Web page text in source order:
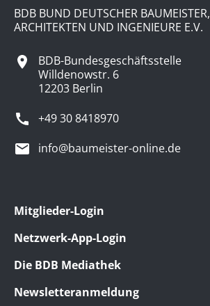
BDB BUND DEUTSCHER BAUMEISTER,
ARCHITEKTEN UND INGENIEURE E.V.
BDB-Bundesgeschäftsstelle
Willdenowstr. 6
12203 Berlin
+49 30 8418970
info@baumeister-online.de
Mitglieder-Login
Netzwerk-App-Login
Die BDB Mediathek
Newsletteranmeldung